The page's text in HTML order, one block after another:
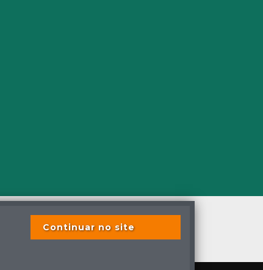
direitos reservados
em lei.
Continuar no site